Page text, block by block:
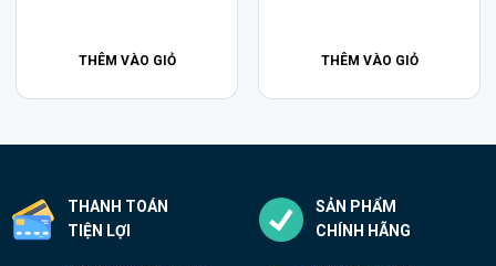
THÊM VÀO GIỎ THÊM VÀO GIỎ
THANH TOÁN
TIỆN LỢI
SẢN PHẨM
CHÍNH HÃNG